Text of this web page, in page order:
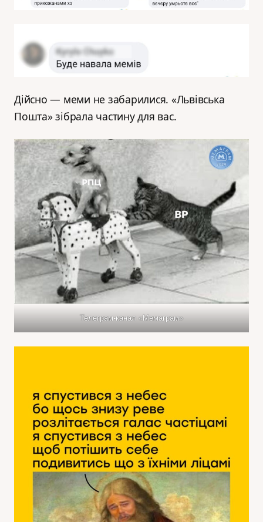
Дійсно — меми не забарилися. «Львівська
Пошта» зібрала частину для вас.
Телеграм-канал «Мемаграм»